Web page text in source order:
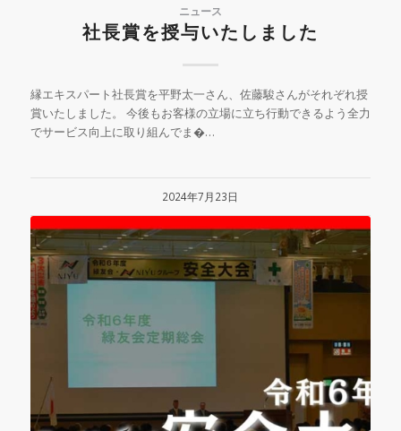
ニュース
社長賞を授与いたしました
縁エキスパート社長賞を平野太一さん、佐藤駿さんがそれぞれ授
賞いたしました。 今後もお客様の立場に立ち行動できるよう全力
でサービス向上に取り組んでま�…
2024年7月23日